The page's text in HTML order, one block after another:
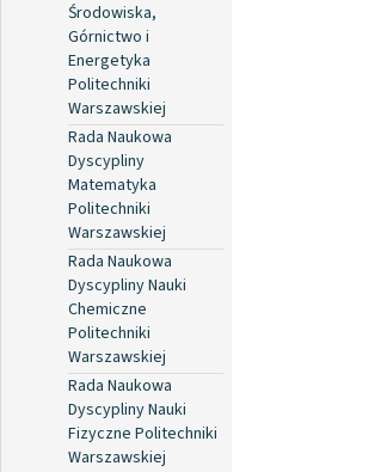
Środowiska,
Górnictwo i
Energetyka
Politechniki
Warszawskiej
Rada Naukowa
Dyscypliny
Matematyka
Politechniki
Warszawskiej
Rada Naukowa
Dyscypliny Nauki
Chemiczne
Politechniki
Warszawskiej
Rada Naukowa
Dyscypliny Nauki
Fizyczne Politechniki
Warszawskiej